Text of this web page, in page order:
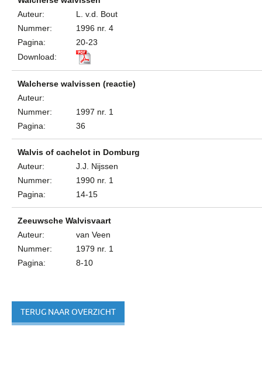
Auteur:
L. v.d. Bout
Nummer:
1996 nr. 4
Pagina:
20-23
Download:
Walcherse walvissen (reactie)
Auteur:
Nummer:
1997 nr. 1
Pagina:
36
Walvis of cachelot in Domburg
Auteur:
J.J. Nijssen
Nummer:
1990 nr. 1
Pagina:
14-15
Zeeuwsche Walvisvaart
Auteur:
van Veen
Nummer:
1979 nr. 1
Pagina:
8-10
TERUG NAAR OVERZICHT